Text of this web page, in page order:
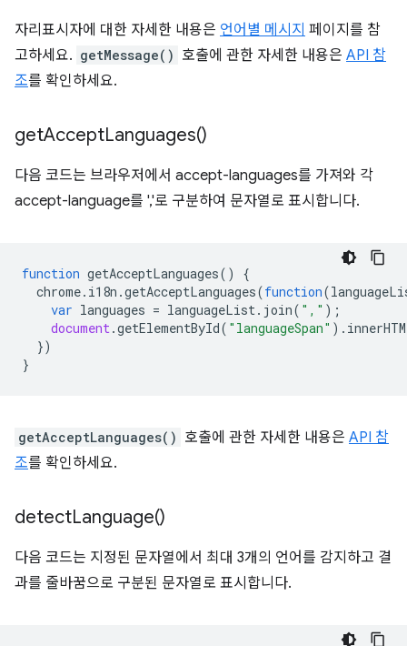
자리표시자에 대한 자세한 내용은 언어별 메시지 페이지를 참
고하세요. getMessage() 호출에 관한 자세한 내용은 API 참
조를 확인하세요.
getAcceptLanguages()
다음 코드는 브라우저에서 accept-languages를 가져와 각
accept-language를 ','로 구분하여 문자열로 표시합니다.
function getAcceptLanguages()
{
chrome. i18n .getAcceptLanguages(function(
var languages = languageList. join( "," );
document.getElementById( "languageSpan" ).
})
}
getAcceptLanguages() 호출에 관한 자세한 내용은 API 참
조를 확인하세요.
detectLanguage()
다음 코드는 지정된 문자열에서 최대 3개의 언어를 감지하고 결
과를 줄바꿈으로 구분된 문자열로 표시합니다.